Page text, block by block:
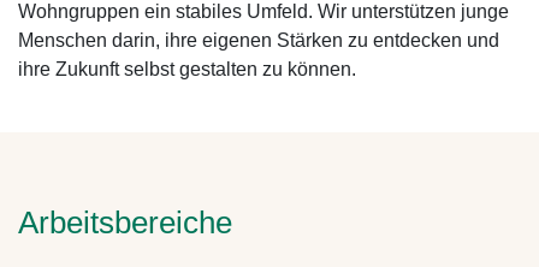
Wohngruppen ein stabiles Umfeld. Wir unterstützen junge
Menschen darin, ihre eigenen Stärken zu entdecken und
ihre Zukunft selbst gestalten zu können.
Arbeitsbereiche